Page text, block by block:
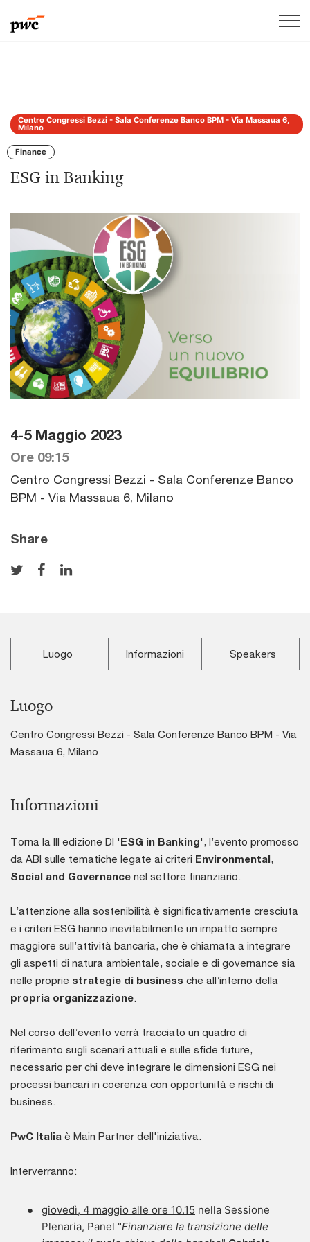
Centro Congressi Bezzi - Sala Conferenze Banco BPM - Via Massaua 6,
Milano
Finance
ESG in Banking
4-5 Maggio 2023
Ore 09:15
Centro Congressi Bezzi - Sala Conferenze Banco
BPM - Via Massaua 6, Milano
Share
Luogo Informazioni Speakers
Luogo
Centro Congressi Bezzi - Sala Conferenze Banco BPM - Via
Massaua 6, Milano
Informazioni
Torna la III edizione DI 'ESG in Banking', l’evento promosso
da ABI sulle tematiche legate ai criteri Environmental,
Social and Governance nel settore finanziario.
L’attenzione alla sostenibilità è significativamente cresciuta
e i criteri ESG hanno inevitabilmente un impatto sempre
maggiore sull’attività bancaria, che è chiamata a integrare
gli aspetti di natura ambientale, sociale e di governance sia
nelle proprie strategie di business che all’interno della
propria organizzazione.
Nel corso dell’evento verrà tracciato un quadro di
riferimento sugli scenari attuali e sulle sfide future,
necessario per chi deve integrare le dimensioni ESG nei
processi bancari in coerenza con opportunità e rischi di
business.
PwC Italia è Main Partner dell'iniziativa.
Interverranno:
giovedì, 4 maggio alle ore 10.15 nella Sessione
Plenaria, Panel "Finanziare la transizione delle